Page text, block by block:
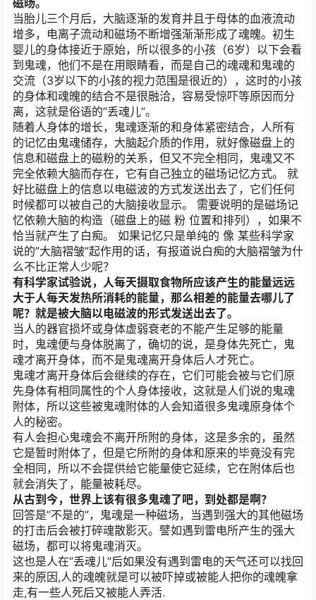
当胎儿三个月后，大脑逐渐的发育并且于母体的血液流动
增多，电离子流动和磁场不断增强渐渐形成了魂魄。初生
婴儿的身体接近于原始，所以很多的小孩（6岁）以下会看
到鬼魂，他们不是在用眼睛看，而是自己的魂魂和鬼魂的
交流（3岁以下的小孩的视力范围是很近的），这时的小孩
的身体和魂魄的结合不是很融洽，容易受惊吓等原因而分
离，这就是俗语的”丢魂儿”。
随着人身体的增长，鬼魂逐渐的和身体紧密结合，人所有
的记忆由鬼魂储存，大脑起介质的作用，就好像磁盘上的
信息和磁盘上的磁粉的关系，但又不完全相同，鬼魂又不
完全依赖大脑而存在，它有自己独立的磁场记忆方式。 就
好比磁盘上的信息以电磁波的方式发送出去了，它们任何
时候都可以被自己的大脑接收显示。 需要说明的是磁场记
忆依赖大脑的构造（磁盘上的磁 粉 位置和排列），如果不
恰当就产生了白痴。 如果记忆只是单纯的 像 某些科学家
说的”大脑褶皱”起作用的话，有报道说白痴的大脑褶皱为什
么不比正常人少呢？
有科学家试验说，人每天摄取食物所应该产生的能量远远
大于人每天发热所消耗的能量，那么相差的能量去哪儿了
呢？就是被大脑以电磁波的形式发送出去了。
当人的器官损坏或身体虚弱衰老的不能产生足够的能量
时，鬼魂便与身体脱离了，确切的说，是身体先死亡，鬼
魂才离开身体，而不是鬼魂离开身体后人才死亡。
鬼魂才离开身体后会继续的存在，它们可能会被与它们原
先身体有相同属性的个人身体接收，这就是人们说的鬼魂
附体，所以这些被鬼魂附体的人会知道很多鬼魂原身体个
人的秘密。
有人会担心鬼魂会不离开所附的身体，这是多余的，虽然
它是暂时附体了，但是它所附的身体和原来的毕竟没有完
全相同，所以不会提供给它能量使它延续，它在附体后也
就会消失了，能量被耗尽。
从古到今，世界上该有很多鬼魂了吧，到处都是啊？
回答是”不是的”，鬼魂是一种磁场，当遇到强大的其他磁场
的打击后会被打碎魂散影灭。譬如遇到雷电所产生的强大
磁场，都可以将鬼魂消灭。
这也是人在”丢魂儿”后如果没有遇到雷电的天气还可以找回
来的原因,人的魂魄就是可以被吓掉或被能人把你的魂魄拿
走,有一些人死后又被能人弄活.